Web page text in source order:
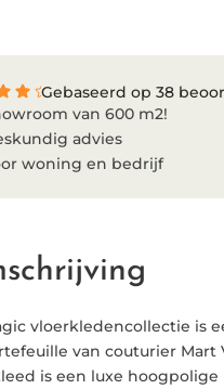
Gebaseerd op 38
van 600 m2!
advies
woning en bedrijf
vloerkledencollectie is
van couturier Mart
is een luxe hoogpolige